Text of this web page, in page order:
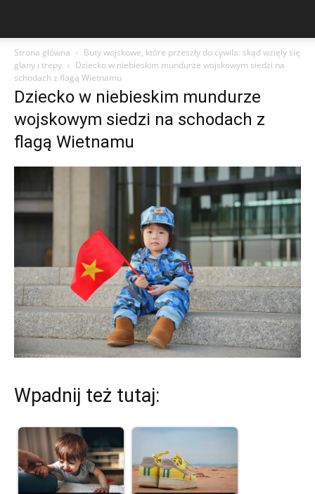
Strona główna
Buty wojskowe, które przeszły do cywila: skąd wzięły się
glany i trepy
Dziecko w niebieskim mundurze wojskowym siedzi na
schodach z flagą Wietnamu
Dziecko w niebieskim mundurze
wojskowym siedzi na schodach z
flagą Wietnamu
Wpadnij też tutaj: